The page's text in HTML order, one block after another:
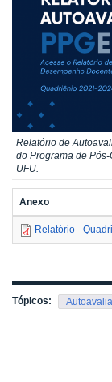
Relatório de
do Programa de
UFU.
Anexo
Relatório -
Tópicos: